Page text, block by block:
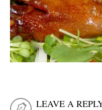
LEAVE A